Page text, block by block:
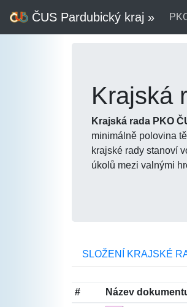
ČUS Pardubický kraj »
Krajská
Krajská rada PKO
minimálně polovina
krajské rady stanoví
úkolů mezi valnými
SLOŽENÍ KRAJSKÉ
# Název